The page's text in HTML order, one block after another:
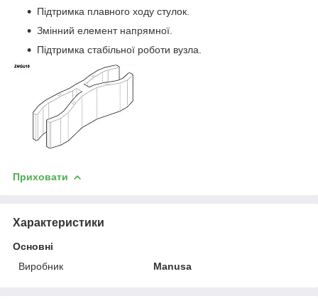
Підтримка плавного ходу стулок.
Змінний елемент напрямної.
Підтримка стабільної роботи вузла.
Приховати
Характеристики
Основні
Виробник
Manusa